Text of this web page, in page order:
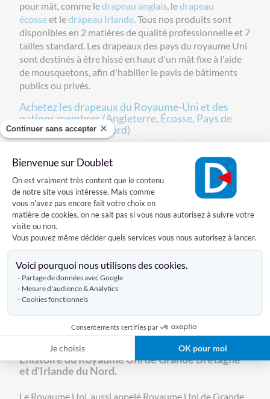
Continuer sans accepter
Bienvenue sur Doublet
Plateforme de Gestion du
On est vraiment très content que le contenu
de notre site vous intéresse. Mais comme
vous n'avez pas encore fait votre choix en
matière de cookies, on ne sait pas si vous nous autorisez à suivre votre
visite ou non.
Vous pouvez même décider quels services vous nous autorisez à lancer.
Voici pourquoi nous utilisons des cookies.
Partage de données avec Google
Mesure d'audience & Analytics
Cookies fonctionnels
Consentements certifiés par
Je choisis OK pour moi
pour mât, comme ledrapeau anglais, ledrapeau
écosseet ledrapeau Irlande. Tous nos produits sont
disponibles en 2 matières de qualité professionnelle et 7
tailles standard. Les drapeaux des pays du royaume Uni
sont destinés à être hissé en haut d'un mât fixe à l'aide
de mousquetons, afin d'habiller le pavis de bâtiments
publics ou privés.
Achetez les drapeaux du Royaume-Uni et des
nations membres (Angleterre, Écosse, Pays de
Galles, Irlande du Nord)
l'ensemble desdrapeaux du Royaume-Unipour tous
vos besoins professionnels. Retrouvez le célèbreUnion
Jackainsi que les pavillons officiels de l' Angleterre
, de
l'Écosse , duPays de Galleset de l'
Tous nos produits sont disponibles endeux matières
de qualité professionnelle
mât ou en façade) et ensept tailles standard. Nos
d'accroche (sangle et anneaux ou mousquetons) pour
être hissés en haut d'un mât fixe sur vos bâtiments
publics, privés ou sites événementiels.
Un peu d'histoire concernant le drapeau
du Royaume-Uni et de ses Etats.
L'histoire du Royaume Uni de Grande Bretagne
et d'Irlande du Nord.
Le Royaume Uni, aussi appelé Royaume Uni de Grande